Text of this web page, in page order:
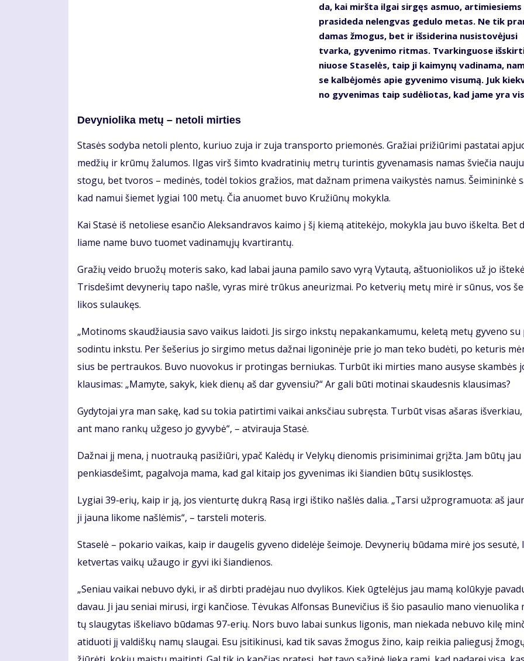
da, kai mirš­ta il­gai sir­gęs as­muo, ar­ti­mie­siems
pra­si­de­da ne­leng­vas ge­du­lo me­tas. Ne tik
da­mas žmo­gus, bet ir iš­si­de­ri­na nu­si­sto­vė­ju­si
tvar­ka, gy­ve­ni­mo rit­mas. Tvar­kin­guo­se
niuo­se Sta­se­lės, taip ji kai­my­nų va­di­na­ma,
se kal­bė­jo­mės apie gy­ve­ni­mo vi­su­mą. Juk
no gy­ve­ni­mas taip su­dė­lio­tas, kad ja­me yra
De­vy­nio­li­ka me­tų – ne­to­li mir­ties
Sta­sės so­dy­ba ne­to­li plen­to, ku­riuo zu­ja ir zu­ja trans­por­to prie­mo­nės. Gra­žiai pri­žiū­ri­mi pa­sta­tai
me­džių ir krū­mų ža­lu­mos. Il­gas virš šim­to kvad­ra­ti­nių met­rų tu­rin­tis gy­ve­na­ma­sis na­mas švie­čia nau­ju
sto­gu, bet tvo­ros – me­di­nės, to­dėl to­kios gra­žios, mat daž­nam pri­me­na vai­kys­tės na­mus. Šei­mi­nin­kė
kad na­mui šie­met ly­giai 100 me­tų. Čia anuo­met bu­vo Kru­žiū­nų mo­kyk­la.
Kai Sta­sė iš ne­to­lie­se esan­čio Alek­san­dra­vos kai­mo į šį kie­mą ati­te­kė­jo, mo­kyk­la jau bu­vo iš­kel­ta. Bet
lia­me na­me bu­vo tuo­met va­di­na­mų­jų kvar­ti­ran­tų.
Gra­žių vei­do bruo­žų mo­te­ris sa­ko, kad la­bai jau­na pa­mi­lo sa­vo vy­rą Vy­tau­tą, aš­tuo­nio­li­kos už jo
Tris­de­šimt de­vy­ne­rių ta­po naš­le, vy­ras mi­rė trū­kus aneu­riz­mai. Po ket­ve­rių me­tų mi­rė ir sū­nus, vos
li­kos su­lau­kęs.
„Mo­ti­noms skau­džiau­sia sa­vo vai­kus lai­do­ti. Jis sir­go inks­tų ne­pa­kan­ka­mu­mu, ke­le­tą me­tų gy­ve­no
so­din­tu inks­tu. Per še­še­rius jo sir­gi­mo me­tus daž­nai li­go­ni­nė­je prie jo man te­ko bu­dė­ti, po ke­tu­ris
sius be per­trau­kos. Bu­vo nuo­vo­kus ir pro­tin­gas ber­niu­kas. Tur­būt iki mir­ties ma­no au­sy­se skam­bės
klau­si­mas: „Ma­my­te, sa­kyk, kiek die­nų aš dar gy­ven­siu?“ Ar ga­li bū­ti mo­ti­nai skau­des­nis klau­si­mas?
Gy­dy­to­jai yra man sa­kę, kad su to­kia pa­tir­ti­mi vai­kai anks­čiau su­bręs­ta. Tur­būt vi­sas aša­ras iš­ver­kiau,
ant ma­no ran­kų už­ge­so jo gy­vy­bė“, – at­vi­rau­ja Sta­sė.
Daž­nai jį me­na, į nuo­trau­ką pa­si­žiū­ri, ypač Ka­lė­dų ir Ve­ly­kų die­no­mis pri­si­mi­ni­mai grįž­ta. Jam bū­tų
pen­kias­de­šimt, pa­gal­vo­ja ma­ma, kad gal ki­taip jos gy­ve­ni­mas iki šian­dien bū­tų su­si­klos­tęs.
Ly­giai 39-erių, kaip ir ją, jos vien­tur­tę duk­rą Ra­są ir­gi iš­ti­ko naš­lės da­lia. „Tar­si už­prog­ra­muo­ta: aš
ji jau­na li­ko­me naš­lė­mis“, – tars­te­li mo­te­ris.
Sta­se­lė – po­ka­rio vai­kas, kaip ir dau­ge­lis gy­ve­no di­de­lė­je šei­mo­je. De­vy­ne­rių bū­da­ma mi­rė jos se­su­tė,
ket­ver­tas vai­kų už­au­go ir gy­vi iki šian­die­nos.
„Se­niau vai­kai ne­bu­vo dy­ki, ir aš dirb­ti pra­dė­jau nuo dvy­li­kos. Kiek ūg­te­lė­jus jau ma­mą ko­lū­ky­je
da­vau. Ji jau se­niai mi­ru­si, ir­gi kan­čio­se. Tė­vu­kas Al­fon­sas Bu­ne­vi­čius iš šio pa­sau­lio ma­no vie­nuo­li­ka
tų slau­gy­tas iš­ke­lia­vo bū­da­mas 97-erių. Nors bu­vo la­bai sun­kus li­go­nis, man nie­ka­da ne­bu­vo ki­lę
ati­duo­ti jį val­diš­kų na­mų slau­gai. Esu įsi­ti­ki­nu­si, kad tik sa­vas žmo­gus ži­no, kaip rei­kia pa­lie­gu­sį